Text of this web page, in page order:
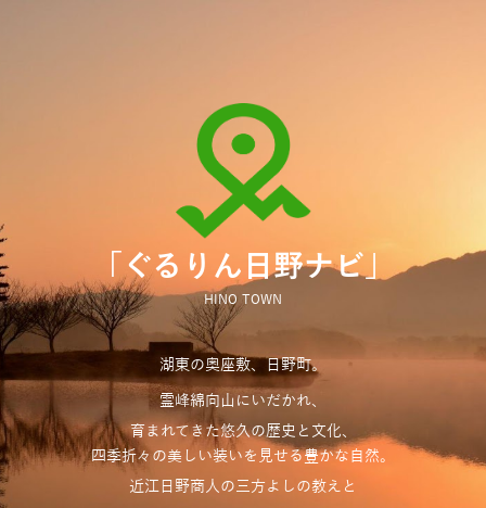
「ぐるりん日野ナビ」
HINO TOWN
湖東の奥座敷、日野町。
霊峰綿向山にいだかれ、
育まれてきた悠久の歴史と文化、
四季折々の美しい装いを見せる豊かな自然。
近江日野商人の三方よしの教えと